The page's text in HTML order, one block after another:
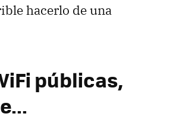
hacerlo de una
públicas,